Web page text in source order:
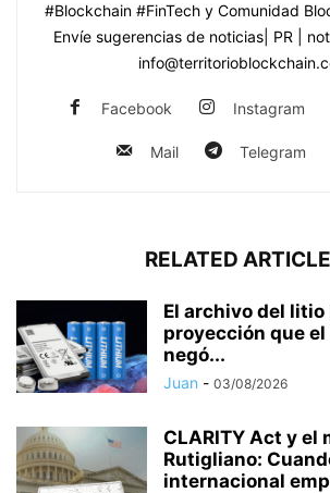
#Blockchain #FinTech y Comunidad
Envíe sugerencias de noticias| PR |
Facebook Instagram
Mail Telegram
RELATED
El archivo del litio
proyección que
negó...
Juan - 03/08/2026
CLARITY Act y el
Rutigliano:
internacional